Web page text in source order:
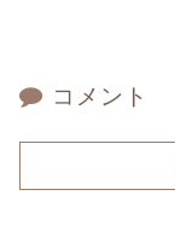
コメント